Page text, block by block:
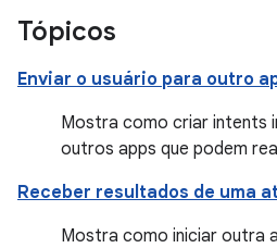
Tópicos
Enviar o usuário para outro
Mostra como criar intents
outros apps que podem
Receber resultados de uma
Mostra como iniciar outra